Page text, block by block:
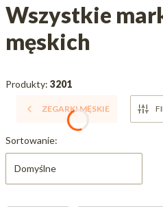
Wszystkie
męskich
Produkty: 3201
ZEGARKI MĘSKIE
Lista produktów
Sortowanie:
Domyślne